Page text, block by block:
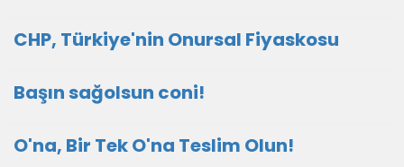
CHP, Türkiye'nin Onursal Fiyaskosu
Başın sağolsun coni!
O'na, Bir Tek O'na Teslim Olun!